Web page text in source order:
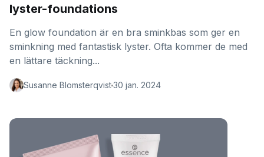
lyster-foundations
En glow foundation är en bra sminkbas som ger en
sminkning med fantastisk lyster. Ofta kommer de med
en lättare täckning...
Susanne Blomsterqvist30 jan. 2024